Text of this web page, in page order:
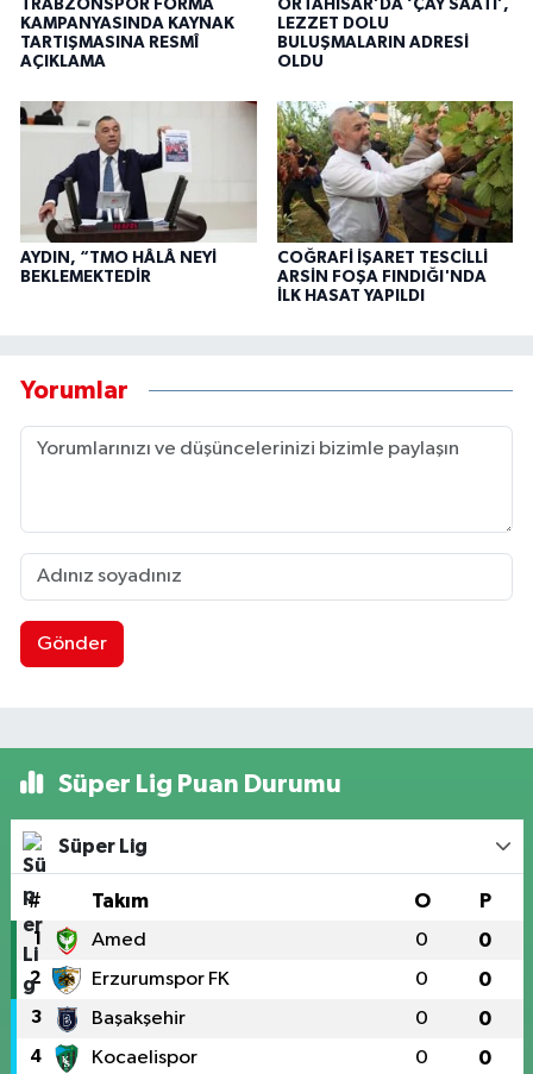
TRABZONSPOR FORMA
KAMPANYASINDA KAYNAK
TARTIŞMASINA RESMÎ
AÇIKLAMA
ORTAHİSAR’DA ‘ÇAY SAATİ’,
LEZZET DOLU
BULUŞMALARIN ADRESİ
OLDU
AYDIN, “TMO HÂLÂ NEYİ
BEKLEMEKTEDİR
COĞRAFİ İŞARET TESCİLLİ
ARSİN FOŞA FINDIĞI'NDA
İLK HASAT YAPILDI
Yorumlar
Gönder
Süper Lig Puan Durumu
Süper Lig
# Takım O P
1 Amed 0 0
2 Erzurumspor FK 0 0
3 Başakşehir 0 0
4 Kocaelispor 0 0